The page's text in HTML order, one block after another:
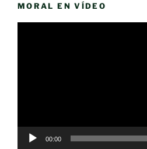
MORAL EN VÍDEO
00:00